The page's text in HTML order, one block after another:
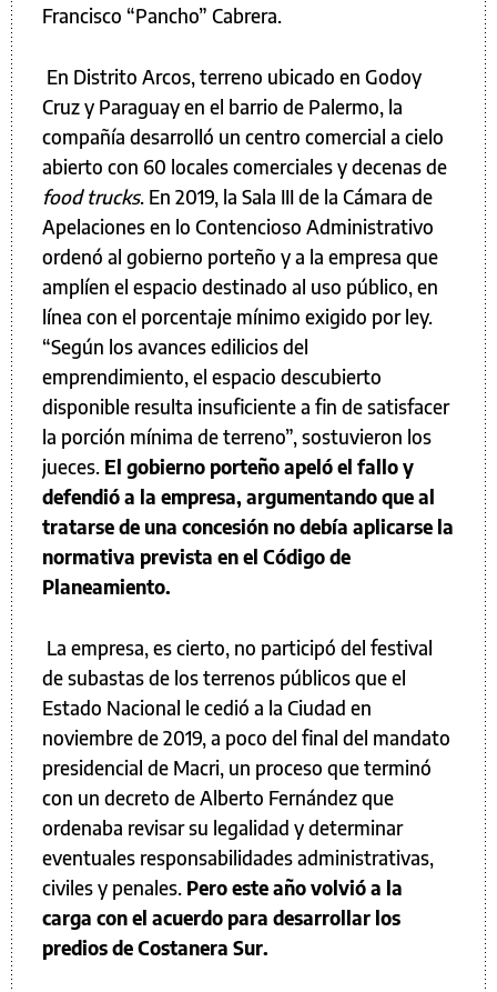
Francisco “Pancho” Cabrera.
En Distrito Arcos, terreno ubicado en Godoy
Cruz y Paraguay en el barrio de Palermo, la
compañía desarrolló un centro comercial a cielo
abierto con 60 locales comerciales y decenas de
food trucks. En 2019, la Sala III de la Cámara de
Apelaciones en lo Contencioso Administrativo
ordenó al gobierno porteño y a la empresa que
amplíen el espacio destinado al uso público, en
línea con el porcentaje mínimo exigido por ley.
“Según los avances edilicios del
emprendimiento, el espacio descubierto
disponible resulta insuficiente a fin de satisfacer
la porción mínima de terreno”, sostuvieron los
jueces. El gobierno porteño apeló el fallo y
defendió a la empresa, argumentando que al
tratarse de una concesión no debía aplicarse la
normativa prevista en el Código de
Planeamiento.
La empresa, es cierto, no participó del festival
de subastas de los terrenos públicos que el
Estado Nacional le cedió a la Ciudad en
noviembre de 2019, a poco del final del mandato
presidencial de Macri, un proceso que terminó
con un decreto de Alberto Fernández que
ordenaba revisar su legalidad y determinar
eventuales responsabilidades administrativas,
civiles y penales. Pero este año volvió a la
carga con el acuerdo para desarrollar los
predios de Costanera Sur.